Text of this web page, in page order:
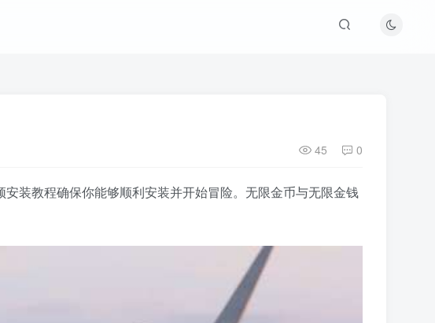
45 0
装教程确保你能够顺利安装并开始冒险。无限金币与无限金钱